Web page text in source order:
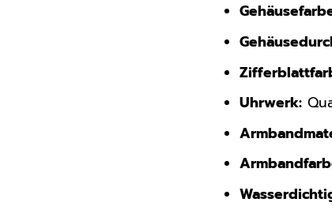
Uhrwerk: